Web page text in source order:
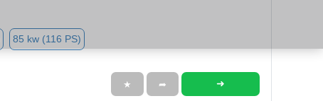
85 kw (116 PS)
★ ➦ ➜